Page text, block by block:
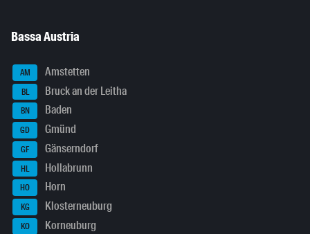
Bassa Austria
AM Amstetten
BL Bruck an der Leitha
BN Baden
GD Gmünd
GF Gänserndorf
HL Hollabrunn
HO Horn
KG Klosterneuburg
KO Korneuburg